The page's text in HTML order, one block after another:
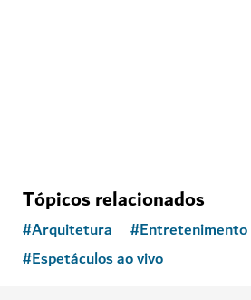
Tópicos relacionados
#Arquitetura #Entretenimento
#Espetáculos ao vivo